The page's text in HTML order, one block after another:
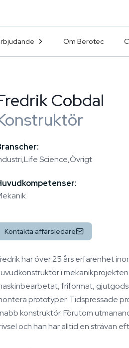
Om Berotec
Cobdal
Life ScienceÖvrigt
Kontakta affärsledare
har över 25 års erfarenhet
i
friformat,
prototyper. Tidspressade
konstruktör. Förutom
och han har alltid en strävan